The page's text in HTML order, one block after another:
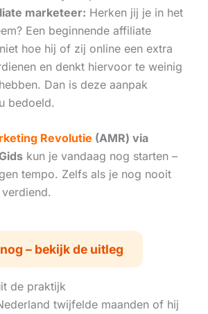
marketeer: Herken jij je in het
Een beginnende affiliate
hoe hij of zij online een extra
en denkt hiervoor te weinig
Dan is deze aanpak
bedoeld.
Revolutie (AMR) via
kun je vandaag nog starten –
tempo. Zelfs als je nog nooit
– bekijk de uitleg
de praktijk
twijfelde maanden of hij